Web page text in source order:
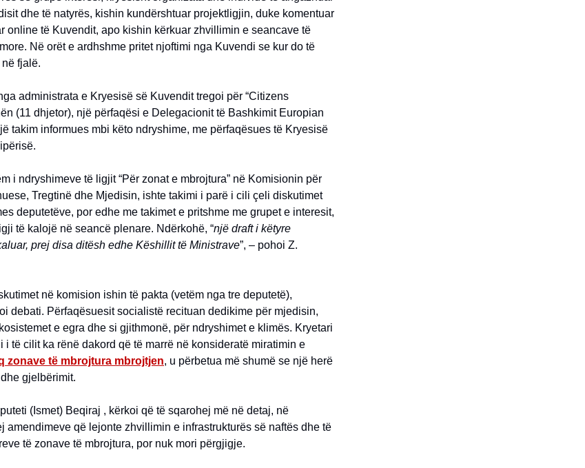
dhe të natyrës, kishin kundërshtuar projektligjin, duke komentuar
online të Kuvendit, apo kishin kërkuar zhvillimin e seancave të
Në orët e ardhshme pritet njoftimi nga Kuvendi se kur do të
fjalë.
administrata e Kryesisë së Kuvendit tregoi për “Citizens
(11 dhjetor), një përfaqësi e Delegacionit të Bashkimit Europian
takim informues mbi këto ndryshime, me përfaqësues të Kryesisë
i ndryshimeve të ligjit “Për zonat e mbrojtura” në Komisionin për
Tregtinë dhe Mjedisin, ishte takimi i parë i cili çeli diskutimet
deputetëve, por edhe me takimet e pritshme me grupet e interesit,
të kalojë në seancë plenare. Ndërkohë, “një draft i këtyre
prej disa ditësh edhe Këshillit të Ministrave”, – pohoi Z.
në komision ishin të pakta (vetëm nga tre deputetë),
debati. Përfaqësuesit socialistë recituan dedikime për mjedisin,
e egra dhe si gjithmonë, për ndryshimet e klimës. Kryetari
i të cilit ka rënë dakord që të marrë në konsideratë miratimin e
zonave të mbrojtura mbrojtjen, u përbetua më shumë se një herë
gjelbërimit.
(Ismet) Beqiraj , kërkoi që të sqarohej më në detaj, në
amendimeve që lejonte zhvillimin e infrastrukturës së naftës dhe të
të zonave të mbrojtura, por nuk mori përgjigje.